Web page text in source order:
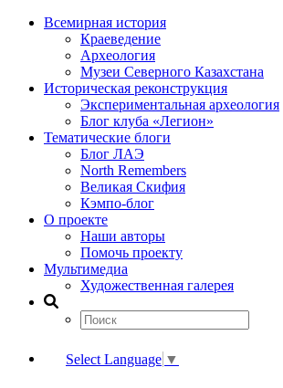
Всемирная история
Краеведение
Археология
Музеи Северного Казахстана
Историческая реконструкция
Экспериментальная археология
Блог клуба «Легион»
Тематические блоги
Блог ЛАЭ
North Remembers
Великая Скифия
Кэмпо-блог
О проекте
Наши авторы
Помочь проекту
Мультимедиа
Художественная галерея
Select Language ▼